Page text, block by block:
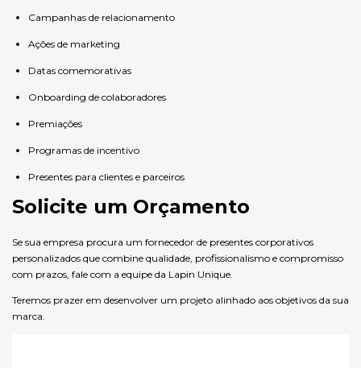
Campanhas de relacionamento
Ações de marketing
Datas comemorativas
Onboarding de colaboradores
Premiações
Programas de incentivo
Presentes para clientes e parceiros
Solicite um Orçamento
Se sua empresa procura um fornecedor de presentes corporativos
personalizados que combine qualidade, profissionalismo e compromisso
com prazos, fale com a equipe da Lapin Unique.
Teremos prazer em desenvolver um projeto alinhado aos objetivos da sua
marca.